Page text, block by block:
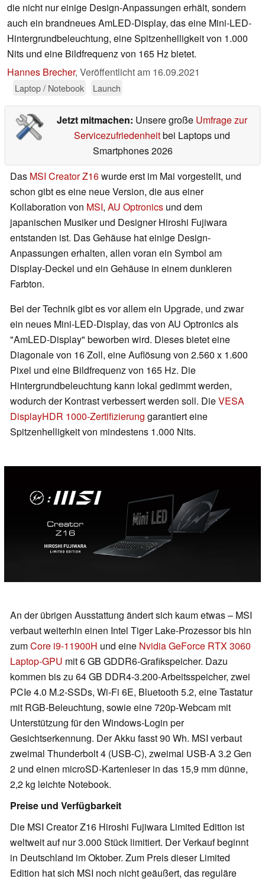
die nicht nur einige Design-Anpassungen erhält, sondern
auch ein brandneues AmLED-Display, das eine Mini-LED-
Hintergrundbeleuchtung, eine Spitzenhelligkeit von 1.000
Nits und eine Bildfrequenz von 165 Hz bietet.
Hannes Brecher, Veröffentlicht am 16.09.2021
Laptop / Notebook Launch
Jetzt mitmachen: Unsere große Umfrage zur
Servicezufriedenheitbei Laptops und
Smartphones 2026
Das MSI Creator Z16wurde erst im Mai vorgestellt, und
schon gibt es eine neue Version, die aus einer
Kollaboration von MSI, AU Optronics und dem
japanischen Musiker und Designer Hiroshi Fujiwara
entstanden ist. Das Gehäuse hat einige Design-
Anpassungen erhalten, allen voran ein Symbol am
Display-Deckel und ein Gehäuse in einem dunkleren
Farbton.
Bei der Technik gibt es vor allem ein Upgrade, und zwar
ein neues Mini-LED-Display, das von AU Optronics als
"AmLED-Display" beworben wird. Dieses bietet eine
Diagonale von 16 Zoll, eine Auflösung von 2.560 x 1.600
Pixel und eine Bildfrequenz von 165 Hz. Die
Hintergrundbeleuchtung kann lokal gedimmt werden,
wodurch der Kontrast verbessert werden soll. DieVESA
DisplayHDR 1000-Zertifizierung garantiert eine
Spitzenhelligkeit von mindestens 1.000 Nits.
An der übrigen Ausstattung ändert sich kaum etwas – MSI
verbaut weiterhin einen Intel Tiger Lake-Prozessor bis hin
zumCore i9-11900H und eine Nvidia GeForce RTX 3060
Laptop-GPU mit 6 GB GDDR6-Grafikspeicher. Dazu
kommen bis zu 64 GB DDR4-3.200-Arbeitsspeicher, zwei
PCIe 4.0 M.2-SSDs, Wi-Fi 6E, Bluetooth 5.2, eine Tastatur
mit RGB-Beleuchtung, sowie eine 720p-Webcam mit
Unterstützung für den Windows-Login per
Gesichtserkennung. Der Akku fasst 90 Wh. MSI verbaut
zweimal Thunderbolt 4 (USB-C), zweimal USB-A 3.2 Gen
2 und einen microSD-Kartenleser in das 15,9 mm dünne,
2,2 kg leichte Notebook.
Preise und Verfügbarkeit
Die MSI Creator Z16 Hiroshi Fujiwara Limited Edition ist
weltweit auf nur 3.000 Stück limitiert. Der Verkauf beginnt
in Deutschland im Oktober. Zum Preis dieser Limited
Edition hat sich MSI noch nicht geäußert, das reguläre